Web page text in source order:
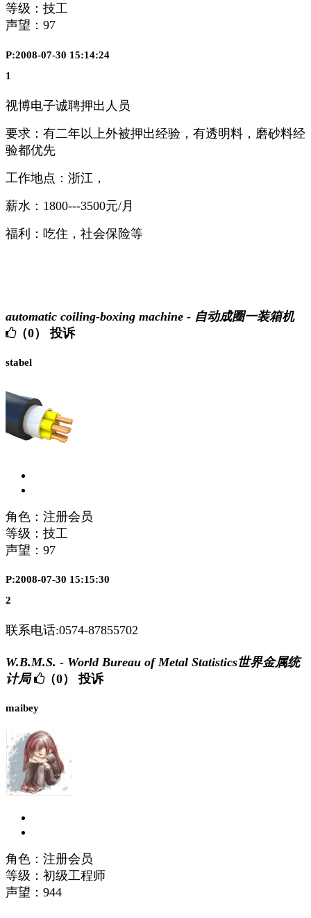
等级：技工
声望： 97
P:2008-07-30 15:14:24
1
视博电子诚聘押出人员
要求：有二年以上外被押出经验，有透明料，磨砂料经
验都优先
工作地点：浙江，
薪水：1800---3500元/月
福利：吃住，社会保险等
automatic coiling-boxing machine - 自动成圈一装箱机
（0）
投诉
stabel
角色：注册会员
等级：技工
声望： 97
P:2008-07-30 15:15:30
2
联系电话:0574-87855702
W.B.M.S. - World Bureau of Metal Statistics世界金属统
计局
（0） 投诉
maibey
角色：注册会员
等级：初级工程师
声望： 944